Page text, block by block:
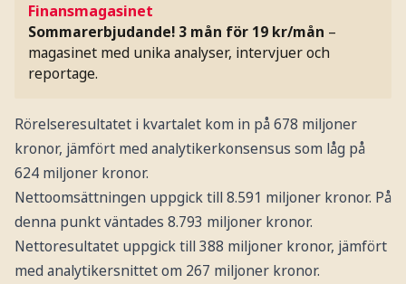
Finansmagasinet
Sommarerbjudande! 3 mån för 19 kr/mån –
magasinet med unika analyser, intervjuer och
reportage.
Rörelseresultatet i kvartalet kom in på 678 miljoner
kronor, jämfört med analytikerkonsensus som låg på
624 miljoner kronor.
Nettoomsättningen uppgick till 8.591 miljoner kronor. På
denna punkt väntades 8.793 miljoner kronor.
Nettoresultatet uppgick till 388 miljoner kronor, jämfört
med analytikersnittet om 267 miljoner kronor.